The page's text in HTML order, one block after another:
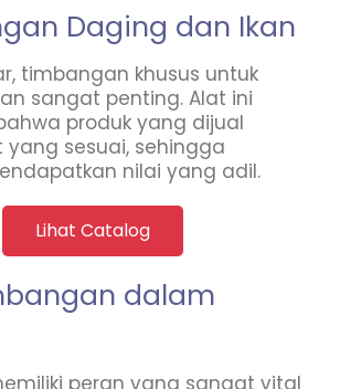
Daging dan Ikan
timbangan khusus untuk
sangat penting. Alat ini
produk yang dijual
yang sesuai, sehingga
nilai yang adil.
Lihat Catalog
dalam